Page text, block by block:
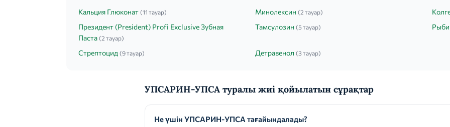
Кальция Глюконат (11 тауар) Минолексин (2 тауар)
Президент (President) Profi Exclusive Зубная
Паста (2 тауар)
Тамсулозин (5 тауар)
Стрептоцид (9 тауар) Детравенол (3 тауар)
УПСАРИН-УПСА туралы жиі қойылатын сұрақтар
Не үшін УПСАРИН-УПСА тағайындалады?